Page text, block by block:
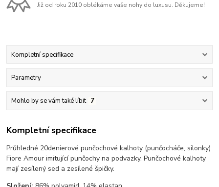
Již od roku 2010 oblékáme vaše nohy do luxusu. Děkujeme!
Kompletní specifikace
Parametry
Mohlo by se vám také líbit 7
Kompletní specifikace
Průhledné 20denierové punčochové kalhoty (punčocháče, silonky)
Fiore Amour imitující punčochy na podvazky. Punčochové kalhoty
mají zesílený sed a zesílené špičky.